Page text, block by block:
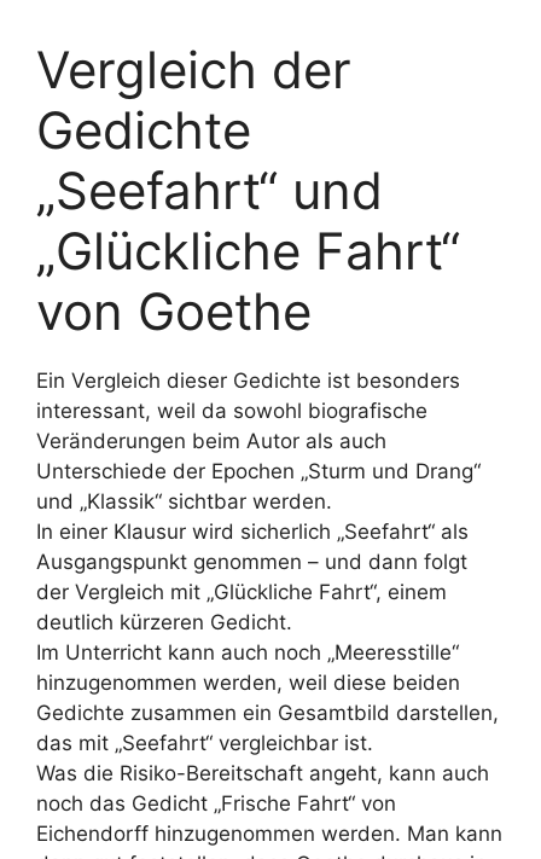
Vergleich der
Gedichte
„Seefahrt“ und
„Glückliche Fahrt“
von Goethe
Ein Vergleich dieser Gedichte ist besonders
interessant, weil da sowohl biografische
Veränderungen beim Autor als auch
Unterschiede der Epochen „Sturm und Drang“
und „Klassik“ sichtbar werden.
In einer Klausur wird sicherlich „Seefahrt“ als
Ausgangspunkt genommen – und dann folgt
der Vergleich mit „Glückliche Fahrt“, einem
deutlich kürzeren Gedicht.
Im Unterricht kann auch noch „Meeresstille“
hinzugenommen werden, weil diese beiden
Gedichte zusammen ein Gesamtbild darstellen,
das mit „Seefahrt“ vergleichbar ist.
Was die Risiko-Bereitschaft angeht, kann auch
noch das Gedicht „Frische Fahrt“ von
Eichendorff hinzugenommen werden. Man kann